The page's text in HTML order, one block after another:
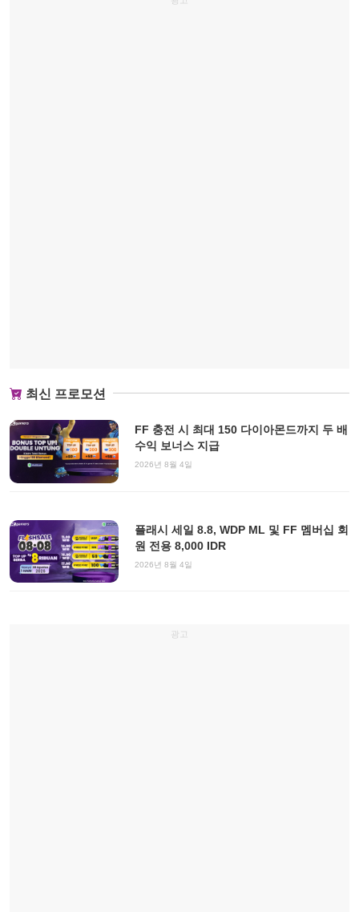
최신 프로모션
FF 충전 시 최대 150 다이아몬드까지 두 배
수익 보너스 지급
2026년 8월 4일
플래시 세일 8.8, WDP ML 및 FF 멤버십 회
원 전용 8,000 IDR
2026년 8월 4일
광고